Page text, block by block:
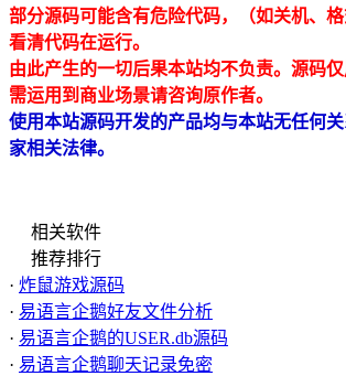
部分源码可能含有危险代码，（如关机、
看清代码在运行。
由此产生的一切后果本站均不负责。源码
需运用到商业场景请咨询原作者。
使用本站源码开发的产品均与本站无任何
家相关法律。
相关软件
推荐排行
· 炸鼠游戏源码
· 易语言企鹅好友文件分析
· 易语言企鹅的USER.db源码
· 易语言企鹅聊天记录免密